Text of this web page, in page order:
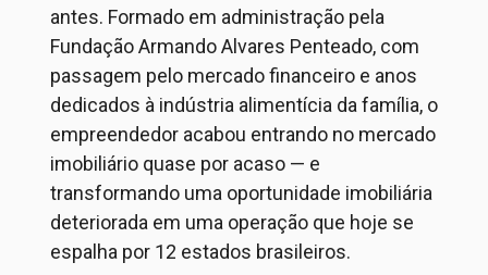
antes. Formado em administração pela
Fundação Armando Alvares Penteado, com
passagem pelo mercado financeiro e anos
dedicados à indústria alimentícia da família, o
empreendedor acabou entrando no mercado
imobiliário quase por acaso — e
transformando uma oportunidade imobiliária
deteriorada em uma operação que hoje se
espalha por 12 estados brasileiros.